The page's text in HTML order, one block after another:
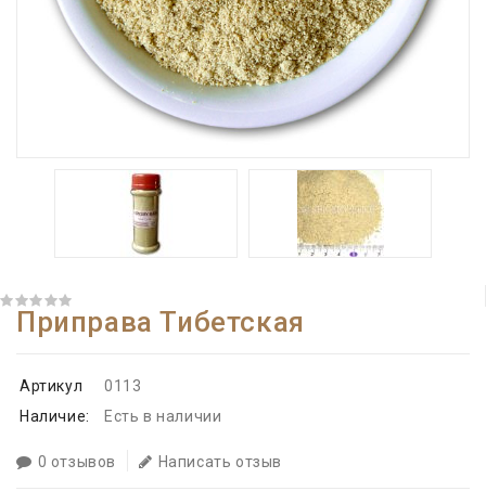
Приправа Тибетская
Артикул
0113
Наличие:
Есть в наличии
0 отзывов Написать отзыв